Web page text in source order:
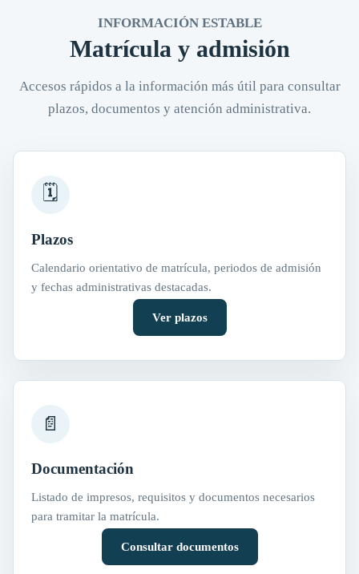
INFORMACIÓN ESTABLE
Matrícula y admisión
Accesos rápidos a la información más útil para consultar
plazos, documentos y atención administrativa.
🗓
Plazos
Calendario orientativo de matrícula, periodos de admisión
y fechas administrativas destacadas.
Ver plazos
📄
Documentación
Listado de impresos, requisitos y documentos necesarios
para tramitar la matrícula.
Consultar documentos